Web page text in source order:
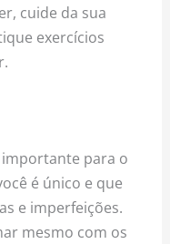
cuide da sua
exercícios
para o
é único e que
e imperfeições.
mesmo com os